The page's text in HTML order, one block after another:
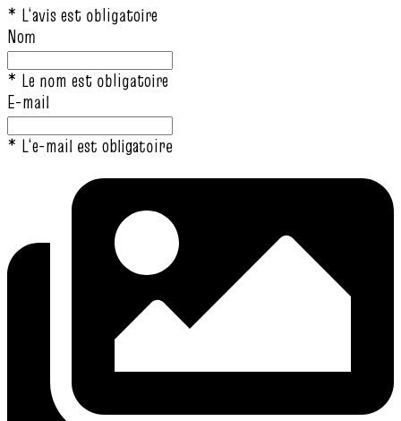
* L‘avis est obligatoire
Nom
* Le nom est obligatoire
E-mail
* L‘e-mail est obligatoire